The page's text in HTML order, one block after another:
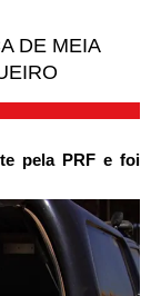
DE MEIA
pela PRF e foi